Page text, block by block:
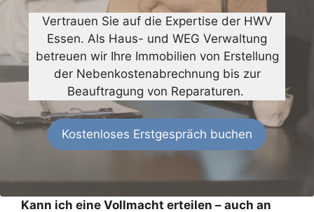
Vertrauen Sie auf die Expertise der HWV
Essen. Als Haus- und WEG Verwaltung
betreuen wir Ihre Immobilien von Erstellung
der Nebenkostenabrechnung bis zur
Beauftragung von Reparaturen.
Kostenloses Erstgespräch buchen
Kann ich eine Vollmacht erteilen – auch an